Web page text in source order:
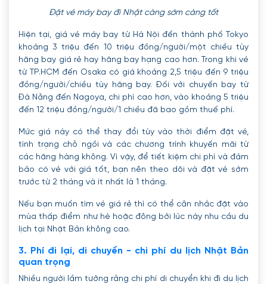
Đặt vé máy bay đi Nhật càng sớm càng tốt
Hiện tại, giá vé máy bay từ Hà Nội đến thành phố Tokyo
khoảng 3 triệu đến 10 triệu đồng/người/một chiều tùy
hãng bay giá rẻ hay hãng bay hạng cao hơn. Trong khi vé
từ TP.HCM đến Osaka có giá khoảng 2,5 triệu đến 9 triệu
đồng/người/chiều tùy hãng bay. Đối với chuyến bay từ
Đà Nẵng đến Nagoya, chi phí cao hơn, vào khoảng 5 triệu
đến 12 triệu đồng/người/1 chiều đã bao gồm thuế phí.
Mức giá này có thể thay đổi tùy vào thời điểm đặt vé,
tình trạng chỗ ngồi và các chương trình khuyến mãi từ
các hãng hàng không. Vì vậy, để tiết kiệm chi phí và đảm
bảo có vé với giá tốt, bạn nên theo dõi và đặt vé sớm
trước từ 2 tháng và ít nhất là 1 tháng.
Nếu bạn muốn tìm vé giá rẻ thì có thể cân nhắc đặt vào
mùa thấp điểm như hè hoặc đông bởi lúc này nhu cầu du
lịch tại Nhật Bản không cao.
3. Phí đi lại, di chuyển - chi phí du lịch Nhật Bản
quan trọng
Nhiều người lầm tưởng rằng chi phí di chuyển khi đi du lịch